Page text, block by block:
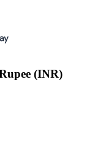
(INR)